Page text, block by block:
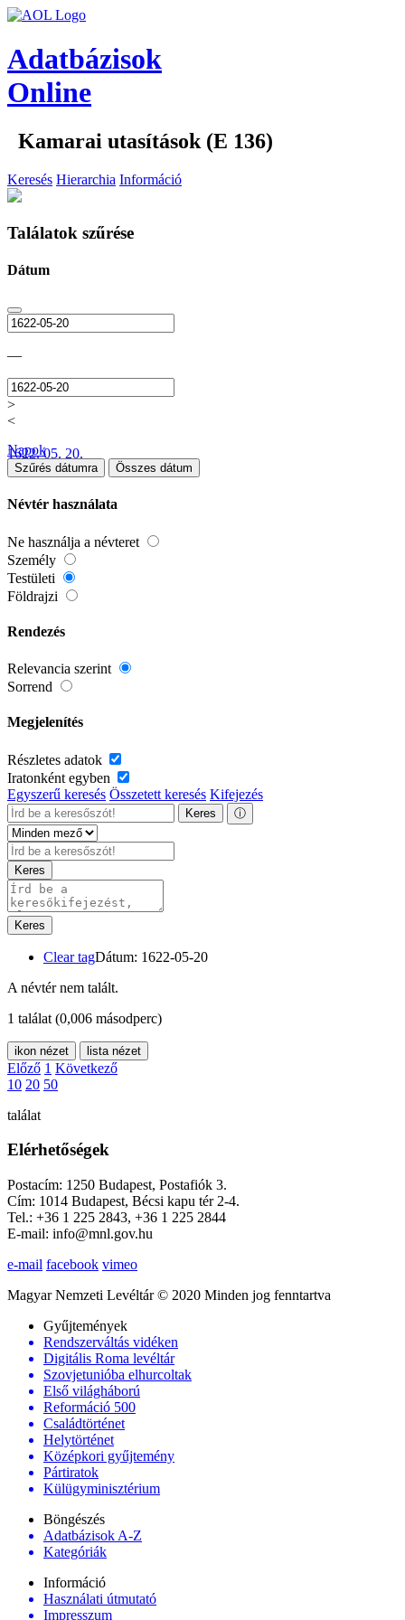
Adatbázisok
Online
Kamarai utasítások (E 136)
Keresés Hierarchia Információ
Találatok szűrése
Dátum
—
>
<
1622. 05. 20.
Napok
Szűrés dátumra Összes dátum
Névtér használata
Ne használja a névteret
Személy
Testületi
Földrajzi
Rendezés
Relevancia szerint
Sorrend
Megjelenítés
Részletes adatok
Iratonként egyben
Egyszerű keresés Összetett keresés Kifejezés
Keres ⓘ
Keres
Keres
Clear tagDátum: 1622-05-20
A névtér nem talált.
1 találat (0,006 másodperc)
ikon nézet lista nézet
Előző 1 Következő
10 20 50
találat
Elérhetőségek
Postacím: 1250 Budapest, Postafiók 3.
Cím: 1014 Budapest, Bécsi kapu tér 2-4.
Tel.: +36 1 225 2843, +36 1 225 2844
E-mail: info@mnl.gov.hu
e-mail facebook vimeo
Magyar Nemzeti Levéltár © 2020 Minden jog fenntartva
Gyűjtemények
Rendszerváltás vidéken
Digitális Roma levéltár
Szovjetunióba elhurcoltak
Első világháború
Reformáció 500
Családtörténet
Helytörténet
Középkori gyűjtemény
Pártiratok
Külügyminisztérium
Böngészés
Adatbázisok A-Z
Kategóriák
Információ
Használati útmutató
Impresszum